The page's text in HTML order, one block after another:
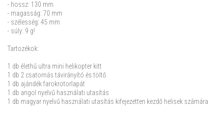
- hossz: 130 mm
- magasság: 70 mm
- szélesség: 45 mm
- súly: 9 g!
Tartozékok:
1 db élethű ultra mini helikopter kitt
1 db 2 csatornás távirányító és töltő
1 db ajándék farokrotorlapát
1 db angol nyelvű használati utasítás
1 db magyar nyelvű használati utasítás kifejezetten kezdő helisek számára